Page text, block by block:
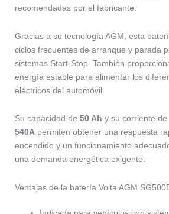
recomendadas por el fabricante.
Gracias a su tecnología AGM, esta
ciclos frecuentes de arranque y parada
sistemas Start-Stop. También
energía estable para alimentar los
eléctricos del automóvil.
Su capacidad de 50 Ah y su corriente
540A permiten obtener una respuesta
encendido y un funcionamiento
una demanda energética exigente.
Ventajas de la batería Volta AGM